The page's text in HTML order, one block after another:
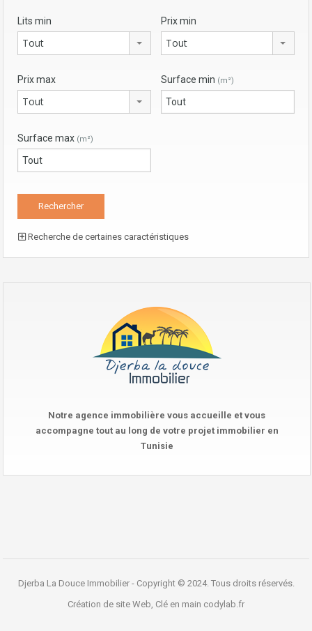
Lits min
Tout
Prix min
Tout
Prix max
Tout
Surface min (m²)
Surface max (m²)
Recherche de certaines caractéristiques
Notre agence immobilière vous accueille et vous
accompagne tout au long de votre projet immobilier en
Tunisie
Djerba La Douce Immobilier - Copyright © 2024. Tous droits réservés.
Création de site Web, Clé en main codylab.fr